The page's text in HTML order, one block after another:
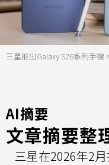
三星推出Galaxy S26系列手機
AI摘要
文章摘要整
三星在2026年2